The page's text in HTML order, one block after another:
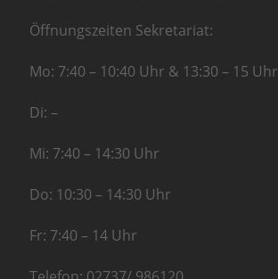
Öffnungszeiten Sekretariat:
Mo: 7:40 – 10:40 Uhr & 13:30 – 15 Uhr
Di: –
Mi: 7:40 – 14:30 Uhr
Do: 10:30 – 14:30 Uhr
Fr: 7:40 – 14 Uhr